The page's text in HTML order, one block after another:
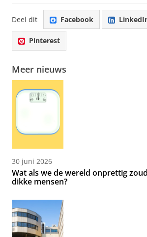
Deel dit Facebook
Pinterest
Meer nieuws
30 juni 2026
Wat als we de wereld onprettig
dikke mensen?